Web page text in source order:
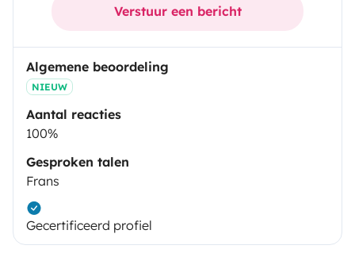
Verstuur een bericht
Algemene beoordeling
NIEUW
Aantal reacties
100%
Gesproken talen
Frans
Gecertificeerd profiel